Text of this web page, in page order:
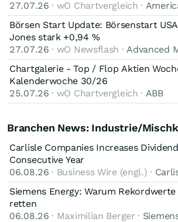
27.07.26 · wO Chartvergleich ·
Börsen Start Update: Börsenstart
Jones stark +0,94 %
27.07.26 · wO Newsflash · Advanced
Chartgalerie - Top / Flop Aktien
Kalenderwoche 30/26
25.07.26 · wO Chartvergleich · ABB
Branchen News: Industrie/
Carlisle Companies Increases
Consecutive Year
06.08.26 · Business Wire (engl.) ·
Siemens Energy: Warum
retten
06.08.26 · Maximilian Berger ·